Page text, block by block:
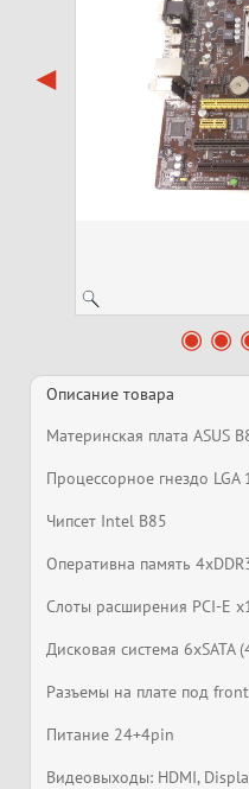
Описание товара
Материнская плата ASUS
Процессорное гнездо LGA
Чипсет Intel B85
Оперативна память
Слоты расширения PCI-E
Дисковая система 6xSATA
Разъемы на плате под
Питание 24+4pin
Видеовыходы: HDMI,